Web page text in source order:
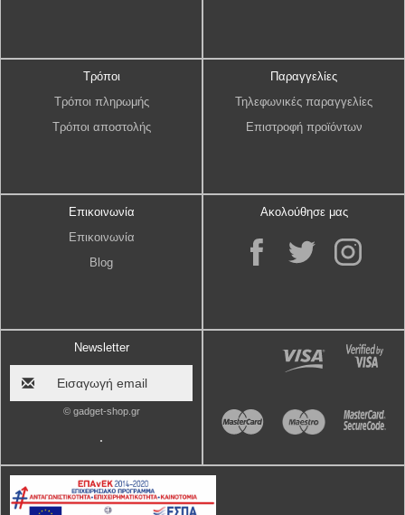
Τρόποι
Τρόποι πληρωμής
Τρόποι αποστολής
Παραγγελίες
Τηλεφωνικές παραγγελίες
Επιστροφή προϊόντων
Επικοινωνία
Επικοινωνία
Blog
Ακολούθησε μας
Newsletter
© gadget-shop.gr
.